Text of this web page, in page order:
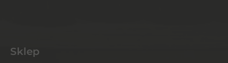
Sklep